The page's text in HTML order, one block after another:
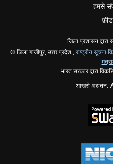
हमसे
जिला प्रशासन द्वारा
© जिला गाजीपुर, उत्तर प्रदेश , राष्ट्रीय सूचना
भारत सरकार द्वारा
आखरी अद्यतन: